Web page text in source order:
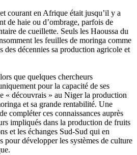
courant en Afrique était jusqu’il y a
de haie ou d’ombrage, parfois de
de cueillette. Seuls les Haoussa du
les feuilles de moringa comme
des décennies sa production agricole et
que quelques chercheurs
pour la capacité de ses
« découvrais » au Niger la production
et sa grande rentabilité. Une
compléter ces connaissances auprès
impliqués dans la production de fruits
et les échanges Sud-Sud qui en
pour développer les systèmes de culture